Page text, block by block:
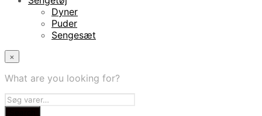
Dyner
Puder
Sengesæt
×
What are you looking for?